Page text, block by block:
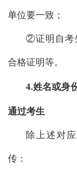
单位要一致；
②证明自考
合格证明等。
4.姓名或身
通过考生
除上述对
传：